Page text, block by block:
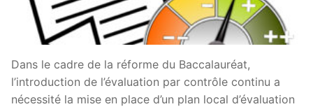
Dans le cadre de la réforme du Baccalauréat,
l’introduction de l’évaluation par contrôle continu a
nécessité la mise en place d’un plan local d’évaluation